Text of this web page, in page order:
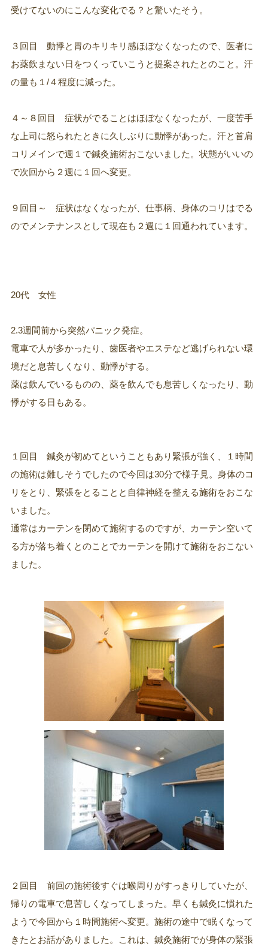
受けてないのにこんな変化でる？と驚いたそう。
３回目 動悸と胃のキリキリ感ほぼなくなったので、医者に
お薬飲まない日をつくっていこうと提案されたとのこと。汗
の量も１/４程度に減った。
４～８回目 症状がでることはほぼなくなったが、一度苦手
な上司に怒られたときに久しぶりに動悸があった。汗と首肩
コリメインで週１で鍼灸施術おこないました。状態がいいの
で次回から２週に１回へ変更。
９回目～ 症状はなくなったが、仕事柄、身体のコリはでる
のでメンテナンスとして現在も２週に１回通われています。
20代 女性
2.3週間前から突然パニック発症。
電車で人が多かったり、歯医者やエステなど逃げられない環
境だと息苦しくなり、動悸がする。
薬は飲んでいるものの、薬を飲んでも息苦しくなったり、動
悸がする日もある。
１回目 鍼灸が初めてということもあり緊張が強く、１時間
の施術は難しそうでしたので今回は30分で様子見。身体のコ
リをとり、緊張をとることと自律神経を整える施術をおこな
いました。
通常はカーテンを閉めて施術するのですが、カーテン空いて
る方が落ち着くとのことでカーテンを開けて施術をおこない
ました。
２回目 前回の施術後すぐは喉周りがすっきりしていたが、
帰りの電車で息苦しくなってしまった。早くも鍼灸に慣れた
ようで今回から１時間施術へ変更。施術の途中で眠くなって
きたとお話がありました。これは、鍼灸施術でが身体の緊張